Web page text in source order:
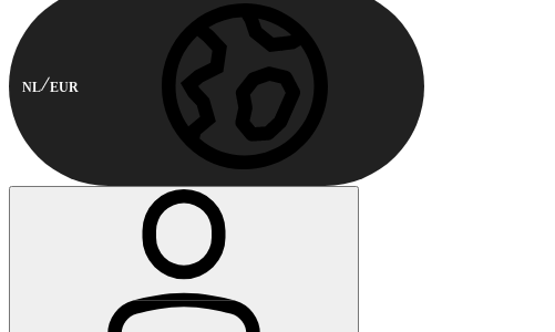
NL EUR